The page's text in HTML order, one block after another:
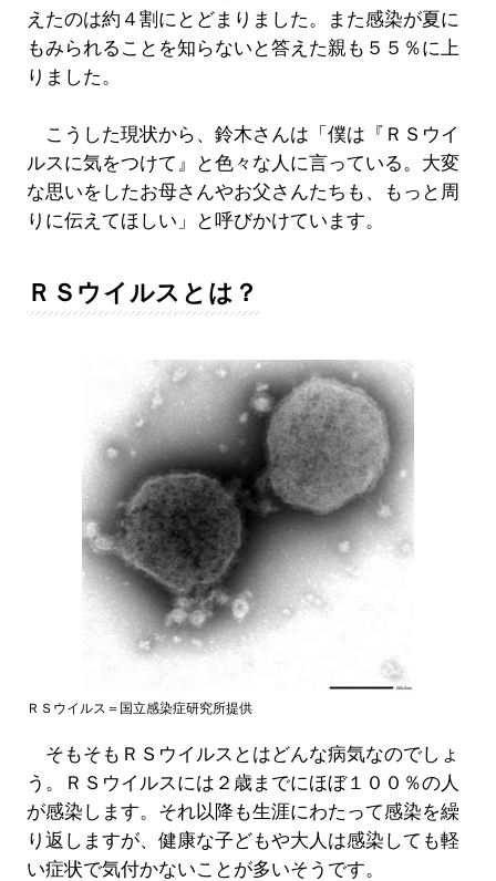
えたのは約４割にとどまりました。また感染が夏に
もみられることを知らないと答えた親も５５％に上
りました。
こうした現状から、鈴木さんは「僕は『ＲＳウイ
ルスに気をつけて』と色々な人に言っている。大変
な思いをしたお母さんやお父さんたちも、もっと周
りに伝えてほしい」と呼びかけています。
ＲＳウイルスとは？
ＲＳウイルス＝国立感染症研究所提供
そもそもＲＳウイルスとはどんな病気なのでしょ
う。ＲＳウイルスには２歳までにほぼ１００％の人
が感染します。それ以降も生涯にわたって感染を繰
り返しますが、健康な子どもや大人は感染しても軽
い症状で気付かないことが多いそうです。